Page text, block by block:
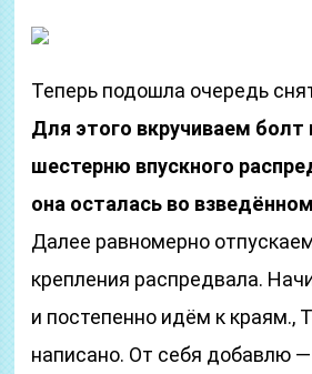
Теперь подошла очередь
Для этого вкручиваем болт
шестерню впускного
она осталась во
Далее равномерно
крепления распредвала.
и постепенно идём к краям.,
написано. От себя добавлю